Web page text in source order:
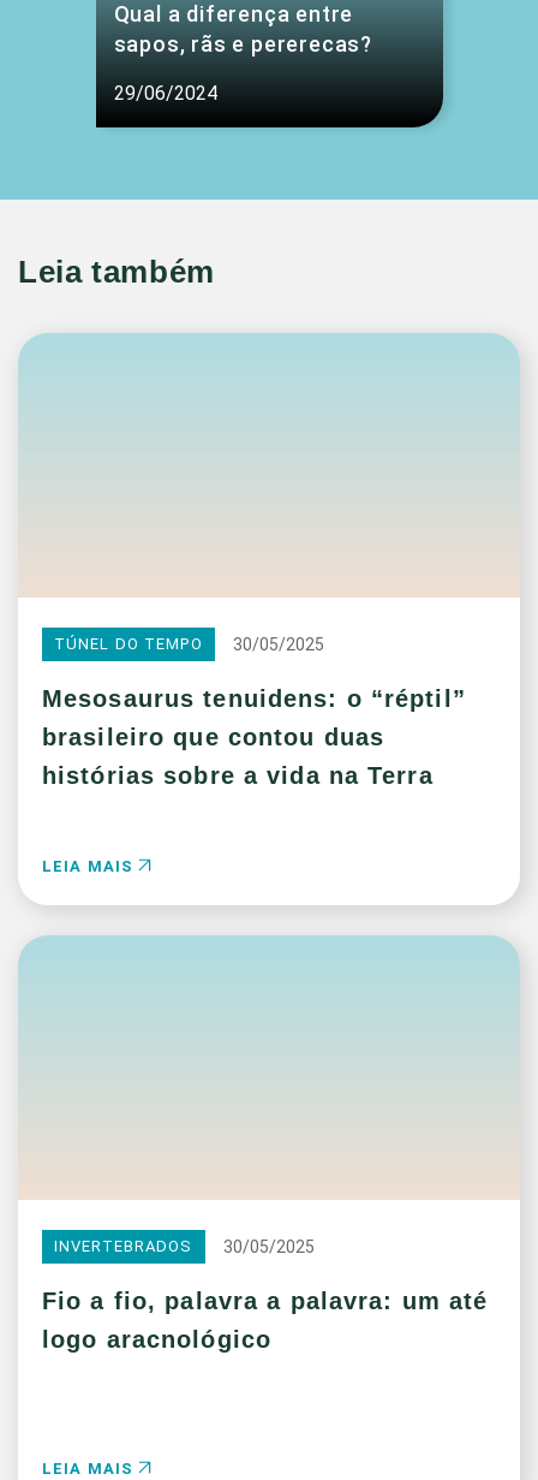
Qual a diferença entre
sapos, rãs e pererecas?
29/06/2024
Leia também
TÚNEL DO TEMPO 30/05/2025
Mesosaurus tenuidens: o “réptil”
brasileiro que contou duas
histórias sobre a vida na Terra
LEIA MAIS
INVERTEBRADOS 30/05/2025
Fio a fio, palavra a palavra: um até
logo aracnológico
LEIA MAIS